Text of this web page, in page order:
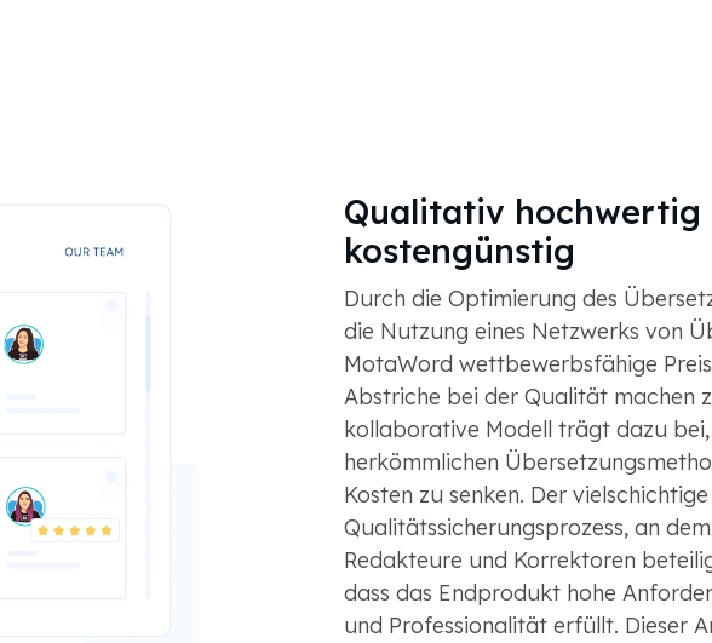
Qualitativ hochwertig
kostengünstig
Durch die Optimierung des
die Nutzung eines Netzwerks von
MotaWord wettbewerbsfähige
Abstriche bei der Qualität machen
kollaborative Modell trägt dazu
herkömmlichen
Kosten zu senken. Der vielschichtige
Qualitätssicherungsprozess, an
Redakteure und Korrektoren
dass das Endprodukt hohe
und Professionalität erfüllt. Dieser